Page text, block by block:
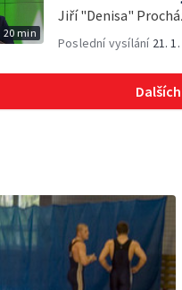
20 min
Jiří "Denisa"
Poslední vysílání 21.